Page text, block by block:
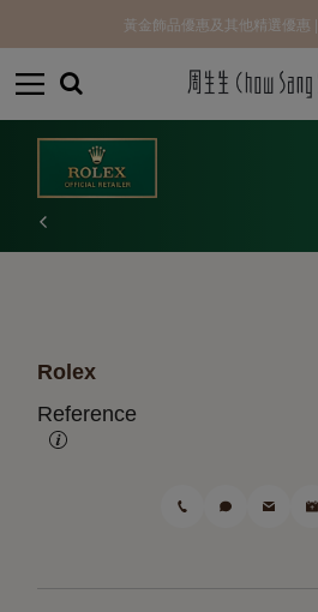
黃金飾品優惠及其他精選優惠 |
Rolex
Reference